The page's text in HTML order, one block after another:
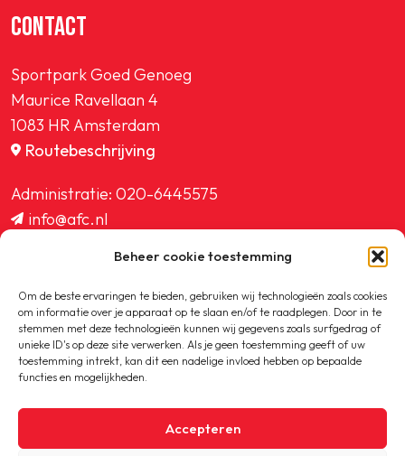
Beheer cookie toestemming
Om de beste ervaringen te bieden, gebruiken wij technologieën zoals cookies
om informatie over je apparaat op te slaan en/of te raadplegen. Door in te
stemmen met deze technologieën kunnen wij gegevens zoals surfgedrag of
unieke ID's op deze site verwerken. Als je geen toestemming geeft of uw
toestemming intrekt, kan dit een nadelige invloed hebben op bepaalde
functies en mogelijkheden.
Accepteren
CONTACT
Sportpark Goed Genoeg
Maurice Ravellaan 4
1083 HR Amsterdam
Routebeschrijving
Administratie: 020-6445575
info@afc.nl
ledenadministratie@afc.nl
Copyright © 2020-2026 AFC